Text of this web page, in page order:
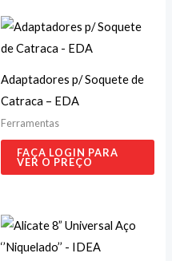
Adaptadores p/ Soquete de
Catraca – EDA
Ferramentas
FAÇA LOGIN PARA
VER O PREÇO